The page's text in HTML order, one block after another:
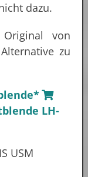
dazu.
von
zu
LH-